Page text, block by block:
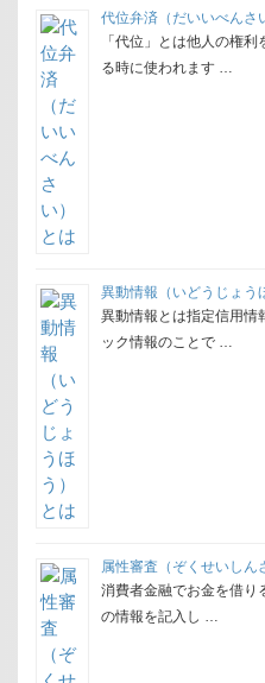
代位弁済（だいいべんさ
「代位」とは他人の権
る時に使われます …
異動情報（いどうじょう
異動情報とは指定信用情
ック情報のことで …
属性審査（ぞくせいしん
消費者金融でお金を借り
の情報を記入し …